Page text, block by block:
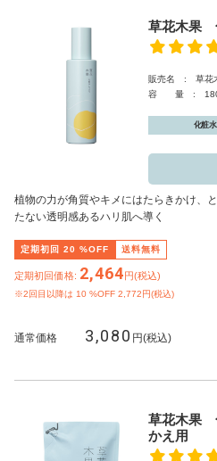
草花木果
販売名 : 草花
容 量 :
化粧水
植物の力が角質やキメにはたらきかけ、
たない透明感あるハリ肌へ導く
定期初回 20 %OFF 送料無料
定期初回価格: 2,464円(税込)
※2回目以降は 10 %OFF 2,772円(税込)
通常価格 3,080 円(税込)
草花木果
かえ用